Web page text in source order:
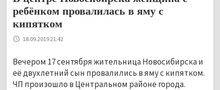
ребёнком провалилась в яму с
кипятком
18.09.2019 21:42
Вечером 17 сентября жительница Новосибирска и
её двухлетний сын провалились в яму с кипятком.
ЧП произошло в Центральном районе города.